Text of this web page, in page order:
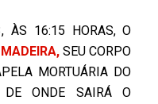
ÀS 16:15 HORAS, O
SEU CORPO
MORTUÁRIA DO
DE ONDE SAIRÁ O